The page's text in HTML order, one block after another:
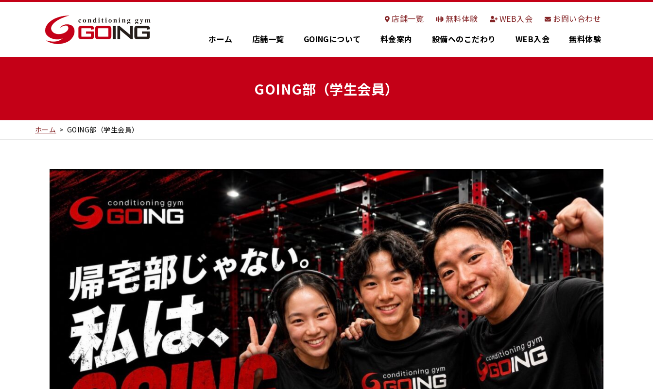
店舗一覧 無料体験 WEB入会
お問い合わせ
ホーム
店舗一覧 GOINGについて 料金案内 設備へのこだわり WEB入会 無料体験
店舗一覧 無料体験 WEB入会
お問い合わせ
ホーム
店舗一覧 GOINGについて 料金案内 設備へのこだわり WEB入会 無料体験
GOING部（学生会員）
ホーム > GOING部（学生会員）